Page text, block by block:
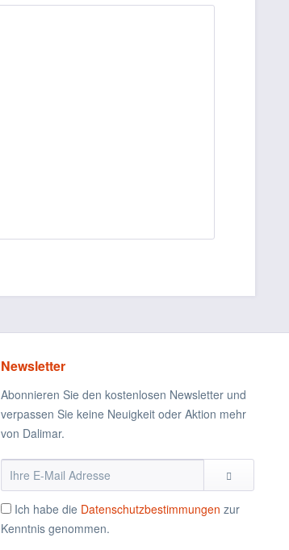
Newsletter
Abonnieren Sie den kostenlosen Newsletter und
verpassen Sie keine Neuigkeit oder Aktion mehr
von Dalimar.
Ich habe die Datenschutzbestimmungen zur
Kenntnis genommen.